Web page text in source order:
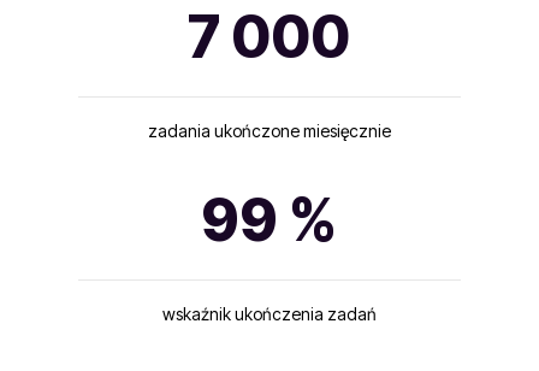
7 000
zadania ukończone miesięcznie
99 %
wskaźnik ukończenia zadań